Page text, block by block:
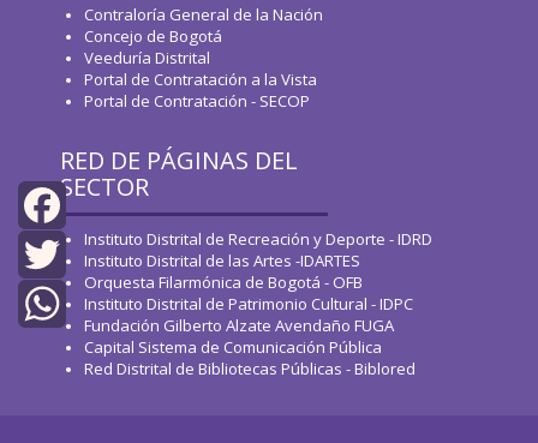
Facebook
Twitter
WhatsApp
Contraloría General de la Nación
Concejo de Bogotá
Veeduría Distrital
Portal de Contratación a la Vista
Portal de Contratación - SECOP
RED DE PÁGINAS DEL
SECTOR
Instituto Distrital de Recreación y Deporte - IDRD
Instituto Distrital de las Artes -IDARTES
Orquesta Filarmónica de Bogotá - OFB
Instituto Distrital de Patrimonio Cultural - IDPC
Fundación Gilberto Alzate Avendaño FUGA
Capital Sistema de Comunicación Pública
Red Distrital de Bibliotecas Públicas - Biblored